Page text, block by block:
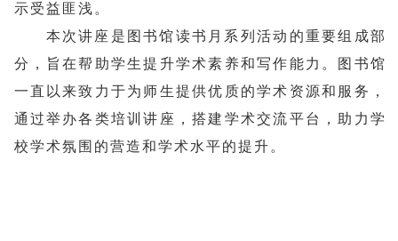
示受益匪浅。
本次讲座是图书馆读书月系列活动的重要组成部
分，旨在帮助学生提升学术素养和写作能力。图书馆
一直以来致力于为师生提供优质的学术资源和服务，
通过举办各类培训讲座，搭建学术交流平台，助力学
校学术氛围的营造和学术水平的提升。